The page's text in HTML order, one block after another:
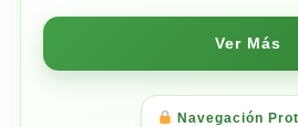
Ver Más
Navegación